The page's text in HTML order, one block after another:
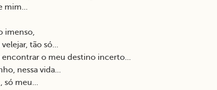
mim...
imenso,
velejar, tão só...
encontrar o meu destino incerto...
nessa vida...
só meu...